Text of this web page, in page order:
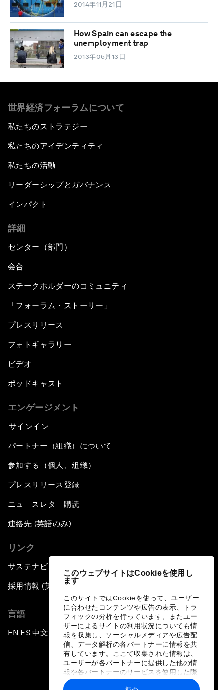
このウェブサイトはCookieを使用し
ます
このサイトではCookieを使って、ユーザー
に合わせたコンテンツや広告の表示、トラ
フィックの分析を行っています。またユー
ザーによるサイトの利用状況についても情
報を収集し、ソーシャルメディアや広告配
信、データ解析の各パートナーに情報を共
有しています。ここで収集された情報は、
ユーザーが各パートナーに提供した他の情
報や各パートナーのサービスを使用した際
に収集された情報と組み合わされ、各パー
2014年11月21日
How Spain can escape the
unemployment trap
2013年05月13日
世界経済フォーラムについて
私たちのストラテジー
私たちのアイデンティティ
私たちの活動
リーダーシップとガバナンス
インパクト
詳細
センター（部門）
会合
ステークホルダーのコミュニティ
「フォーラム・ストーリー」
プレスリリース
フォトギャラリー
ビデオ
ポッドキャスト
エンゲージメント
サインイン
パートナー（組織）について
参加する（個人、組織）
プレスリリース登録
ニュースレター購読
連絡先 (英語のみ)
リンク
サステナビリティへの取り組み
採用情報 (英語のみ)
言語
EN ▪ES▪中文▪ 日本語